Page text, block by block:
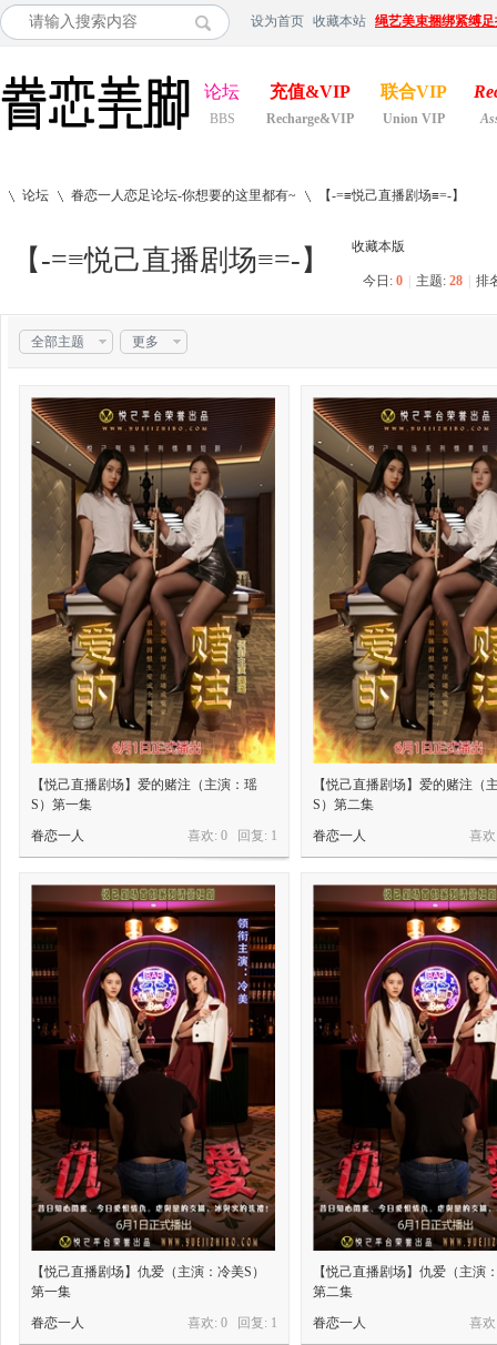
设为首页 收藏本站 绳艺美束捆绑紧缚
论坛
BBS
充值&VIP
Recharge&VIP
联合VIP
Union VIP
论坛 眷恋一人恋足论坛-你想要的这里都有~ 【-=≡悦己直播剧场≡=-】
【-=≡悦己直播剧场≡=-】 收藏本版
今日: 0 主题: 28 排
全部主题 更多
【悦己直播剧场】爱的赌注（主演：瑶
S）第一集
喜欢: 0 回复: 1
眷恋一人
【悦己直播剧场】爱的赌注（
S）第二集
喜
眷恋一人
【悦己直播剧场】仇爱（主演：冷美S）
第一集
喜欢: 0 回复: 1
眷恋一人
【悦己直播剧场】仇爱（主演
第二集
喜
眷恋一人